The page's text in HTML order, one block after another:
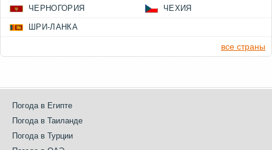
ЧЕРНОГОРИЯ ЧЕХИЯ
ШРИ-ЛАНКА
все страны
Погода в Египте
Погода в Таиланде
Погода в Турции